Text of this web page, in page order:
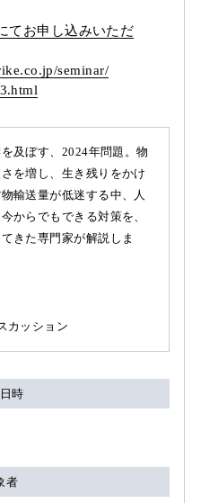
てお申し込みいただ
seminar/
及ぼす、2024年問題。物
を増し、生き残りをかけ
輸送量が低迷する中、人
からでもできる対策を、
きた専門家が解説しま
カッション
時
者